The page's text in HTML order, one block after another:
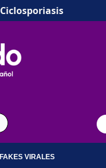
Ciclosporiasis
FAKES VIRALES